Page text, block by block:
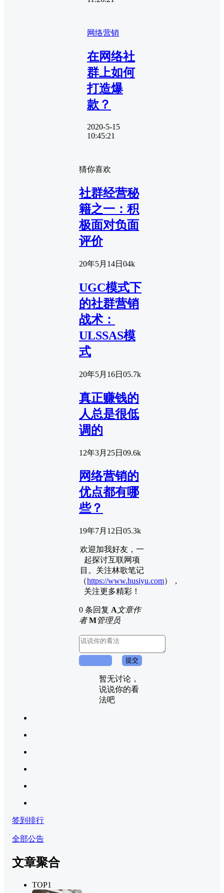
网络营销
在网络社
群上如何
打造爆
款？
2020-5-15
10:45:21
猜你喜欢
社群经营秘
籍之一：积
极面对负面
评价
20年5月14日 04k
UGC模式下
的社群营销
战术：
ULSSAS模
式
20年5月16日 05.7k
真正赚钱的
人总是很低
调的
12年3月25日 09.6k
网络营销的
优点都有哪
些？
19年7月12日 05.3k
欢迎加我好友，一
起探讨互联网项
目。关注林歌笔记
（https://www.husiyu.com），
关注更多精彩！
0 条回复 A文章作
者 M管理员
提交
暂无讨论，
说说你的看
法吧
签到排行
全部公告
文章聚合
TOP1